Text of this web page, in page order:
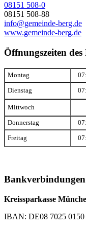
08151 508-0
08151 508-88
info@gemeinde-berg.de
www.gemeinde-berg.de
Öffnungszeiten des
Montag
Dienstag
Mittwoch
Donnerstag
Freitag
Kreissparkasse
IBAN: DE08 7025 0150